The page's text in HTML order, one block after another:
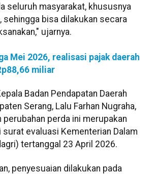
seluruh masyarakat, khususnya
sehingga bisa dilakukan secara
ujarnya.
Mei 2026, realisasi pajak daerah
miliar
Badan Pendapatan Daerah
Serang, Lalu Farhan Nugraha,
perubahan perda ini merupakan
evaluasi Kementerian Dalam
tertanggal 23 April 2026.
penyesuaian dilakukan pada